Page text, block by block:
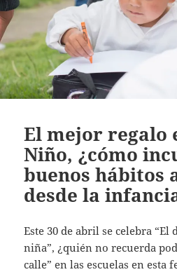
El mejor regalo
Niño, ¿cómo
buenos hábitos
desde la
Este 30 de abril se celebra “El
niña”, ¿quién no recuerda
calle” en las escuelas en esta